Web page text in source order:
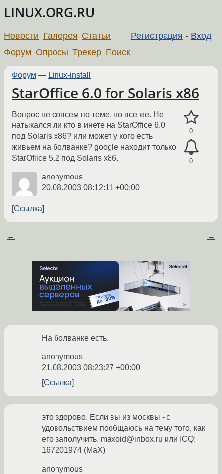
LINUX.ORG.RU
Регистрация - Вход
Новости Галерея Статьи
Форум Опросы Трекер Поиск
Форум — Linux-install
StarOffice 6.0 for Solaris x86
0
0
Вопрос не совсем по теме, но все же. Не
натыкался ли кто в инете на StarOffice 6.0
под Solaris x86? или может у кого есть
живьем на болванке? google находит только
StarOfiice 5.2 под Solaris x86.
anonymous
20.08.2003 08:12:11 +00:00
Ссылка
← →
На болванке есть.
anonymous
21.08.2003 08:23:27 +00:00
Ссылка
это здорово. Если вы из москвы - с
удовольствием пообщаюсь на тему того, как
его заполучить. maxoid@inbox.ru или ICQ:
167201974 (MaX)
anonymous